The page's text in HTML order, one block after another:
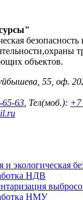
безопасность
объектов.
55, оф.
65-63 , Тел(моб.): +7
и экологическая
НДВ
НМУ